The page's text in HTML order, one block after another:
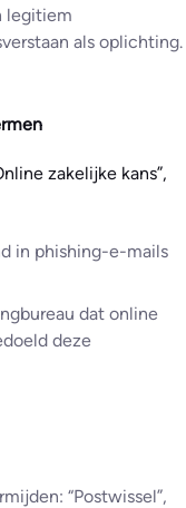
legitiem
als oplichting.
zakelijke kans”,
in phishing-e-mails
dat online
deze
“Postwissel”,